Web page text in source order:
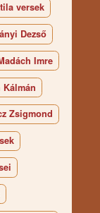
versek
Dezső
Imre
Kálmán
Zsigmond